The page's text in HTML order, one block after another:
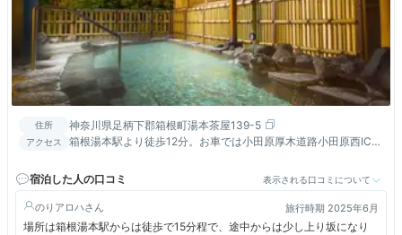
住所 神奈川県足柄下郡箱根町湯本茶屋139-5
アクセス
箱根湯本駅より徒歩12分。お車では小田原厚木道路小田原西ICか
宿泊した人の口コミ
表示される口コミについて
のりアロハ 旅行時期 2025年6月
場所は箱根湯本駅からは徒歩で15分程で、途中からは少し上り坂になり